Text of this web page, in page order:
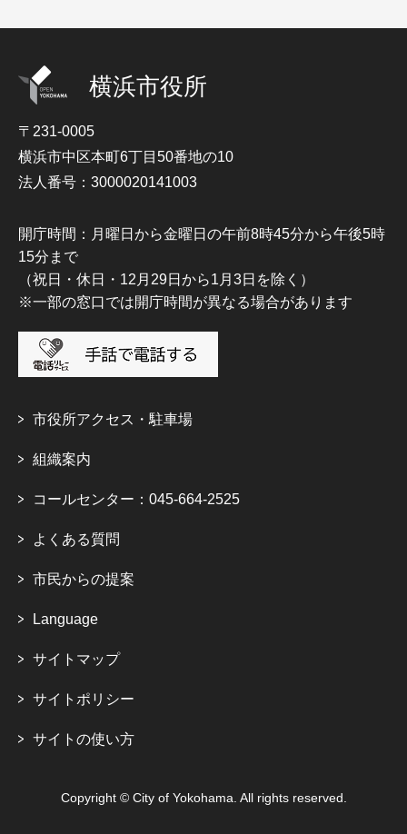
横浜市役所
〒231-0005
横浜市中区本町6丁目50番地の10
法人番号：3000020141003
開庁時間：月曜日から金曜日の午前8時45分から午後5時
15分まで
（祝日・休日・12月29日から1月3日を除く）
※一部の窓口では開庁時間が異なる場合があります
市役所アクセス・駐車場
組織案内
コールセンター：045-664-2525
よくある質問
市民からの提案
Language
サイトマップ
サイトポリシー
サイトの使い方
Copyright © City of Yokohama. All rights reserved.